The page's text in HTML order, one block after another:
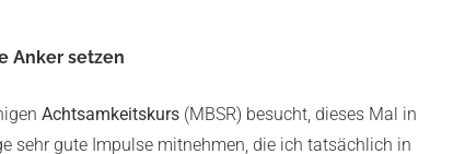
Anker setzen
Achtsamkeitskurs (MBSR) besucht, dieses Mal in
sehr gute Impulse mitnehmen, die ich tatsächlich in